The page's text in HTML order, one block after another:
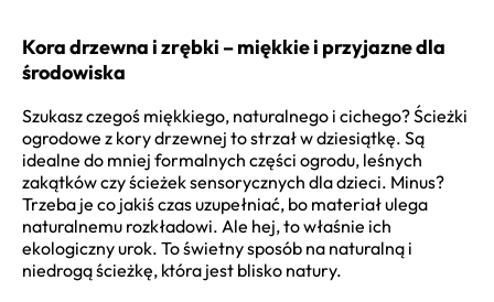
Kora drzewna i zrębki – miękkie i przyjazne dla
środowiska
Szukasz czegoś miękkiego, naturalnego i cichego? Ścieżki
ogrodowe z kory drzewnej to strzał w dziesiątkę. Są
idealne do mniej formalnych części ogrodu, leśnych
zakątków czy ścieżek sensorycznych dla dzieci. Minus?
Trzeba je co jakiś czas uzupełniać, bo materiał ulega
naturalnemu rozkładowi. Ale hej, to właśnie ich
ekologiczny urok. To świetny sposób na naturalną i
niedrogą ścieżkę, która jest blisko natury.